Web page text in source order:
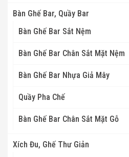
Bàn Ghế Bar, Quầy Bar
Bàn Ghế Bar Sắt Nệm
Bàn Ghế Bar Chân Sắt Mặt Nệm
Bàn Ghế Bar Nhựa Giả Mây
Quầy Pha Chế
Bàn Ghế Bar Chân Sắt Mặt Gỗ
Xích Đu, Ghế Thư Giản